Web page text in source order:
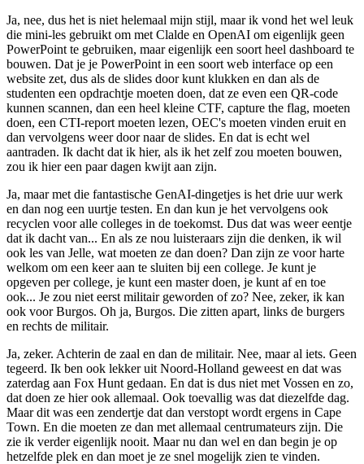
Ja, nee, dus het is niet helemaal mijn stijl, maar ik vond het wel leuk
die mini-les gebruikt om met Clalde en OpenAI om eigenlijk geen
PowerPoint te gebruiken, maar eigenlijk een soort heel dashboard te
bouwen. Dat je je PowerPoint in een soort web interface op een
website zet, dus als de slides door kunt klukken en dan als de
studenten een opdrachtje moeten doen, dat ze even een QR-code
kunnen scannen, dan een heel kleine CTF, capture the flag, moeten
doen, een CTI-report moeten lezen, OEC's moeten vinden eruit en
dan vervolgens weer door naar de slides. En dat is echt wel
aantraden. Ik dacht dat ik hier, als ik het zelf zou moeten bouwen,
zou ik hier een paar dagen kwijt aan zijn.
Ja, maar met die fantastische GenAI-dingetjes is het drie uur werk
en dan nog een uurtje testen. En dan kun je het vervolgens ook
recyclen voor alle colleges in de toekomst. Dus dat was weer eentje
dat ik dacht van... En als ze nou luisteraars zijn die denken, ik wil
ook les van Jelle, wat moeten ze dan doen? Dan zijn ze voor harte
welkom om een keer aan te sluiten bij een college. Je kunt je
opgeven per college, je kunt een master doen, je kunt af en toe
ook... Je zou niet eerst militair geworden of zo? Nee, zeker, ik kan
ook voor Burgos. Oh ja, Burgos. Die zitten apart, links de burgers
en rechts de militair.
Ja, zeker. Achterin de zaal en dan de militair. Nee, maar al iets. Geen
tegeerd. Ik ben ook lekker uit Noord-Holland geweest en dat was
zaterdag aan Fox Hunt gedaan. En dat is dus niet met Vossen en zo,
dat doen ze hier ook allemaal. Ook toevallig was dat diezelfde dag.
Maar dit was een zendertje dat dan verstopt wordt ergens in Cape
Town. En die moeten ze dan met allemaal centrumateurs zijn. Die
zie ik verder eigenlijk nooit. Maar nu dan wel en dan begin je op
hetzelfde plek en dan moet je ze snel mogelijk zien te vinden.